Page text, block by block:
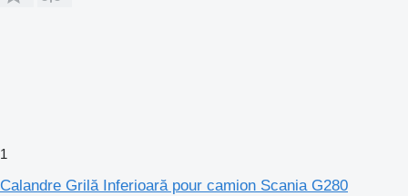
1
Calandre Grilă Inferioară pour camion Scania G280